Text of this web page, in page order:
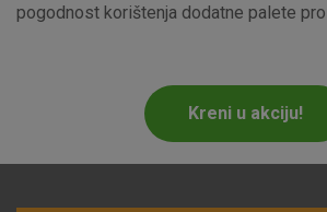
pogodnost korištenja dodatne palete
Kreni u akciju!
Analitički
Marketinški kolačići